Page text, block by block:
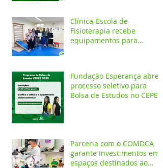
Clínica-Escola de
Fisioterapia recebe
equipamentos para
Fundação Esperança abre
processo seletivo para
Bolsa de Estudos no CEPES
Parceria com o COMDCA
garante investimentos em
espaços destinados ao